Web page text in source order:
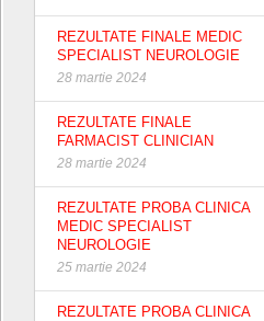
REZULTATE FINALE MEDIC
SPECIALIST NEUROLOGIE
28 martie 2024
REZULTATE FINALE
FARMACIST CLINICIAN
28 martie 2024
REZULTATE PROBA CLINICA
MEDIC SPECIALIST
NEUROLOGIE
25 martie 2024
REZULTATE PROBA CLINICA